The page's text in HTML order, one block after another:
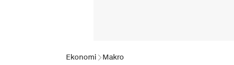
Ekonomi Makro